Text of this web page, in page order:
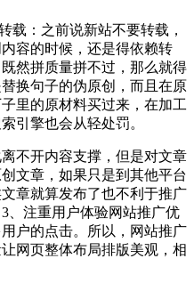
载：之前说新站不要转载，
容的时候，还是得依赖转
然拼质量拼不过，那么就得
换句子的伪原创，而且在原
里的原材料买过来，在加工
引擎也会从轻处罚。
不开内容支撑，但是对文章
文章，如果只是到其他平台
章就算发布了也不利于推广
、注重用户体验网站推广优
户的点击。所以，网站推广
网页整体布局排版美观，相